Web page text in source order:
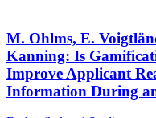
M. Ohlms, E.
Kanning: Is
Improve Applicant
Information During